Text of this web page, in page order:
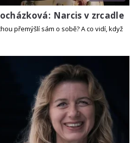
Narcis v zrcadle
přemýšlí sám o sobě? A co vidí, když